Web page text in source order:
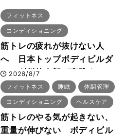
フィットネス
コンディショニング
筋トレの疲れが抜けない人
へ 日本トップボディビルダ
ー・刈川啓志郎が実践する
「回復習慣」
2026/8/7
フィットネス 睡眠 体調管理
コンディショニング ヘルスケア
筋トレのやる気が起きない、
重量が伸びない ボディビル